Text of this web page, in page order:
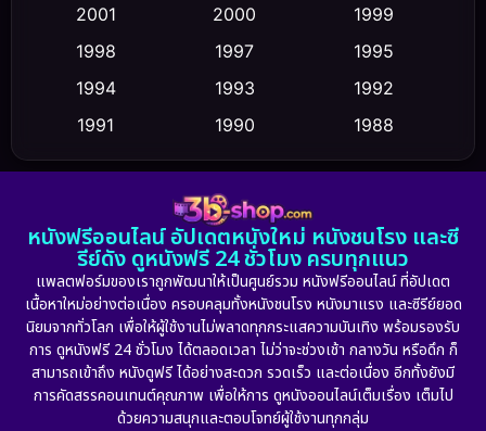
Culture (23)
Dance เต้น
Detective สืบสวน (5)
Detective สืบสวน (56)
Disaster (10)
Disney+ (24)
2001
2000
1999
1998
1997
1995
1994
1993
1992
1991
1990
1988
1986
1985
1983
1981
1974
1971 1962
หนังฟรีออนไลน์ อัปเดตหนังใหม่ หนังชนโรง และซี
รีย์ดัง ดูหนังฟรี 24 ชั่วโมง ครบทุกแนว
แพลตฟอร์มของเราถูกพัฒนาให้เป็นศูนย์รวม หนังฟรีออนไลน์ ที่อัปเดต
เนื้อหาใหม่อย่างต่อเนื่อง ครอบคลุมทั้งหนังชนโรง หนังมาแรง และซีรีย์ยอด
นิยมจากทั่วโลก เพื่อให้ผู้ใช้งานไม่พลาดทุกกระแสความบันเทิง พร้อมรองรับ
การ ดูหนังฟรี 24 ชั่วโมง ได้ตลอดเวลา ไม่ว่าจะช่วงเช้า กลางวัน หรือดึก ก็
สามารถเข้าถึง หนังดูฟรี ได้อย่างสะดวก รวดเร็ว และต่อเนื่อง อีกทั้งยังมี
การคัดสรรคอนเทนต์คุณภาพ เพื่อให้การ ดูหนังออนไลน์เต็มเรื่อง เต็มไป
ด้วยความสนุกและตอบโจทย์ผู้ใช้งานทุกกลุ่ม